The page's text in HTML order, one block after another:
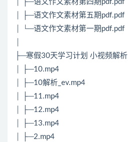
│ ├─语文作文素材第四期pdf.pdf
│ ├─语文作文素材第五期pdf.pdf
│ └─语文作文素材第一期pdf.pdf
├─寒假30天学习计划 小视频解析
│ ├─10.mp4
│ ├─10解析_ev.mp4
│ ├─11.mp4
│ ├─12.mp4
│ ├─13.mp4
│ ├─2.mp4